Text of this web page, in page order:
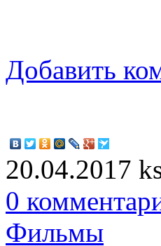
Добавить
20.04.2017
0
Фильмы